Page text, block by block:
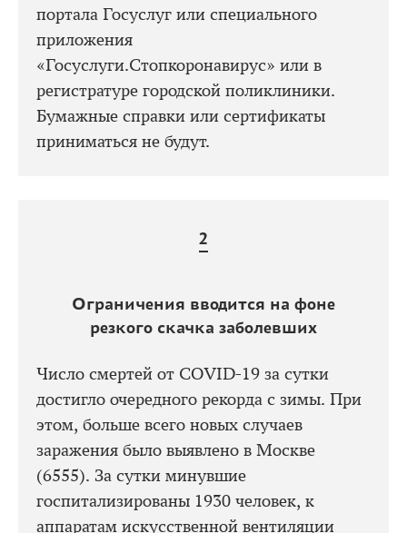
портала Госуслуг или специального
приложения
«Госуслуги.Стопкоронавирус» или в
регистратуре городской поликлиники.
Бумажные справки или сертификаты
приниматься не будут.
Ограничения вводится на фоне
резкого скачка заболевших
Число смертей от COVID-19 за сутки
достигло очередного рекорда с зимы. При
этом, больше всего новых случаев
заражения было выявлено в Москве
(6555). За сутки минувшие
госпитализированы 1930 человек, к
аппаратам искусственной вентиляции